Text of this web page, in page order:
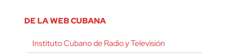
DE LA WEB CUBANA
Instituto Cubano de Radio y Televisión